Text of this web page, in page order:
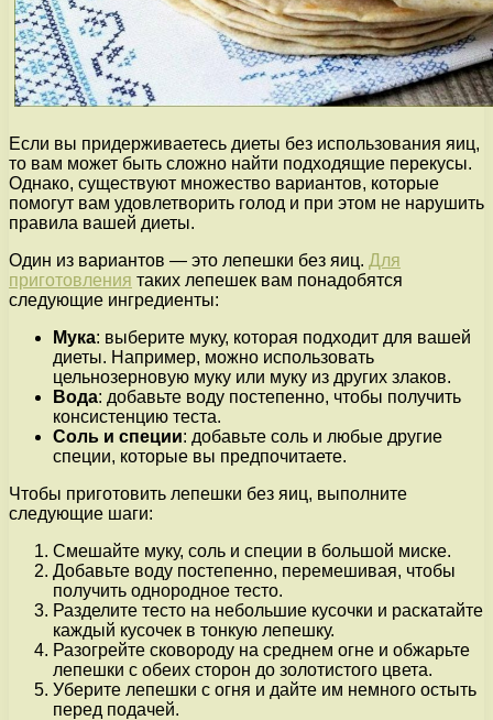
Если вы придерживаетесь диеты без использования яиц,
то вам может быть сложно найти подходящие перекусы.
Однако, существуют множество вариантов, которые
помогут вам удовлетворить голод и при этом не нарушить
правила вашей диеты.
Один из вариантов — это лепешки без яиц. Для
приготовления таких лепешек вам понадобятся
следующие ингредиенты:
Мука: выберите муку, которая подходит для вашей
диеты. Например, можно использовать
цельнозерновую муку или муку из других злаков.
Вода: добавьте воду постепенно, чтобы получить
консистенцию теста.
Соль и специи: добавьте соль и любые другие
специи, которые вы предпочитаете.
Чтобы приготовить лепешки без яиц, выполните
следующие шаги:
Смешайте муку, соль и специи в большой миске.
Добавьте воду постепенно, перемешивая, чтобы
получить однородное тесто.
Разделите тесто на небольшие кусочки и раскатайте
каждый кусочек в тонкую лепешку.
Разогрейте сковороду на среднем огне и обжарьте
лепешки с обеих сторон до золотистого цвета.
Уберите лепешки с огня и дайте им немного остыть
перед подачей.